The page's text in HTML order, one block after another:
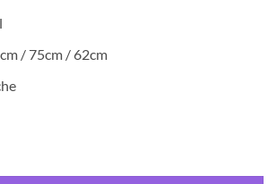
/ 75cm / 62cm